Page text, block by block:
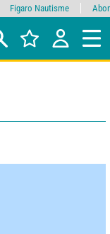
Figaro Nautisme